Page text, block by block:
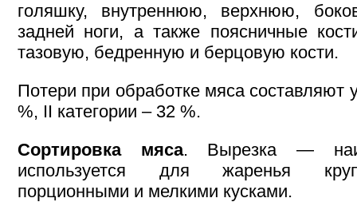
голяшку, внутреннюю, верхнюю,
задней ноги, а также поясничные
тазовую, бедренную и берцовую кости.
Потери при обработке мяса составляют
%, II категории – 32 %.
Сортировка мяса. Вырезка —
используется для жаренья
порционными и мелкими кусками.